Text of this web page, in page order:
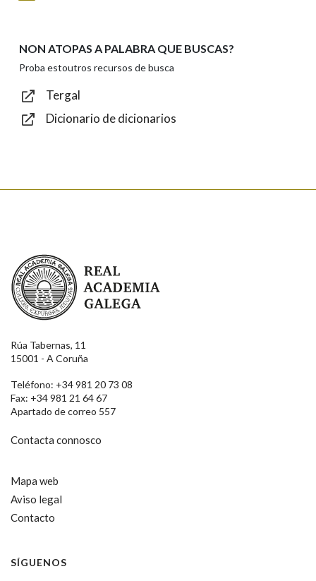
Texto de verificación
NON ATOPAS A PALABRA QUE BUSCAS?
Proba estoutros recursos de busca
Tergal
Dicionario de dicionarios
Real Academia Galega
Rúa Tabernas, 11
15001 - A Coruña
Teléfono: +34 981 20 73 08
Fax: +34 981 21 64 67
Apartado de correo 557
Contacta connosco
Mapa web
Aviso legal
Contacto
SÍGUENOS